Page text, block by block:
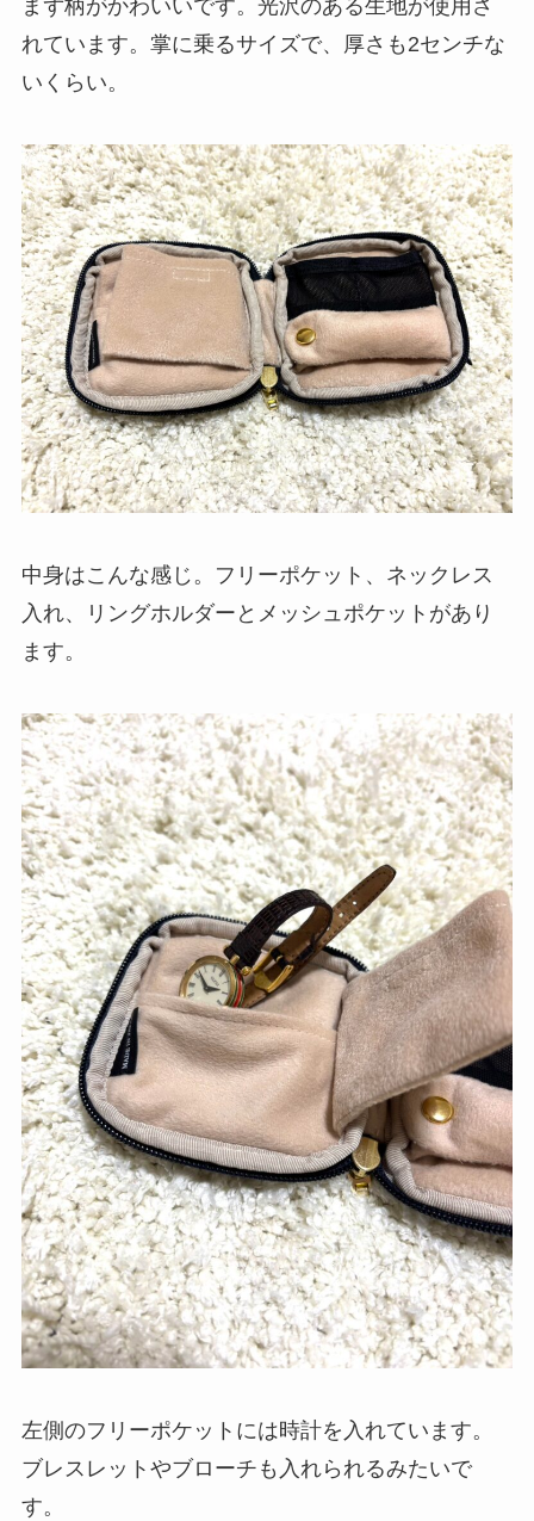
まず柄がかわいいです。光沢のある生地が使用さ
れています。掌に乗るサイズで、厚さも2センチな
いくらい。
中身はこんな感じ。フリーポケット、ネックレス
入れ、リングホルダーとメッシュポケットがあり
ます。
左側のフリーポケットには時計を入れています。
ブレスレットやブローチも入れられるみたいで
す。